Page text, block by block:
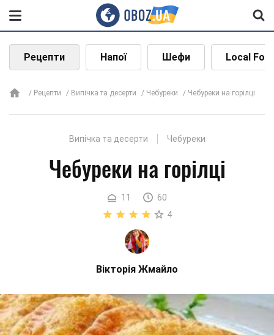
Рецепти Напої Шефи Local
Рецепти Випічка та десерти Чебуреки Чебуреки на горілці
Випічка та десерти Чебуреки
Чебуреки на горілці
11
60
4
Вікторія Жмайло